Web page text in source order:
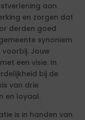
aan
en zorgen dat
derden goed
synoniem
Jouw
een visie. In
bij de
van drie
en loyaal.
is in handen van